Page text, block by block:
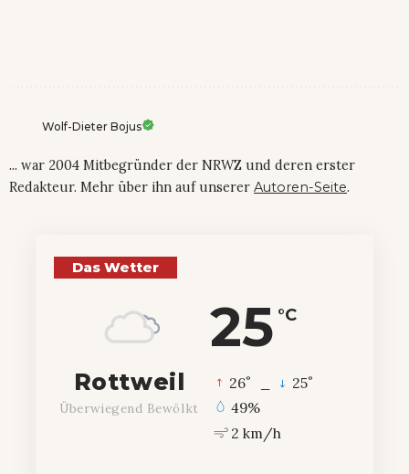
Wolf-Dieter Bojus
... war 2004 Mitbegründer der NRWZ und deren erster
Redakteur. Mehr über ihn auf unserer Autoren-Seite.
Das Wetter
25 °C
Rottweil
Überwiegend Bewölkt
26° 25°
49%
2 km/h